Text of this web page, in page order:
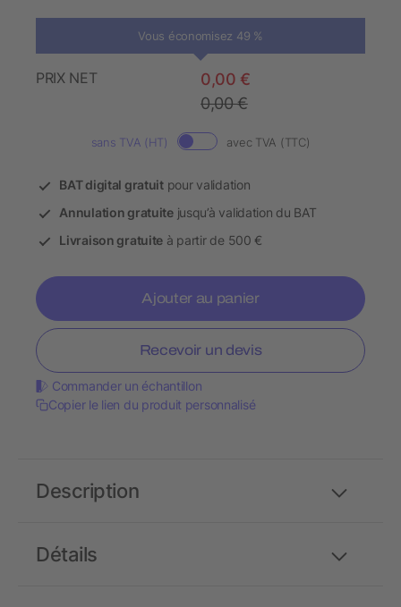
Vous économisez 49 %
PRIX NET
0,00 €
0,00 €
sans TVA (HT) avec TVA (TTC)
BAT digital gratuitpour validation
Annulation gratuitejusqu’à validation du BAT
Livraison gratuite à partir de 500 €
Ajouter au panier
Recevoir un devis
Commander un échantillon
Copier le lien du produit personnalisé
Détails
Description